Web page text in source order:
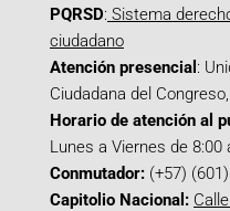
PQRSD: Sistema
ciudadano
Atención presencial :
Ciudadana del
Horario de atención al
Lunes a Viernes de 8:00
Conmutador: (+57)
Capitolio Nacional: